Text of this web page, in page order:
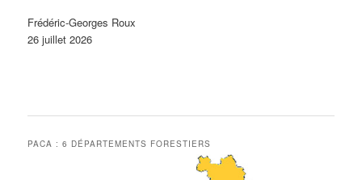
Frédéric-Georges Roux
26 juillet 2026
PACA : 6 DÉPARTEMENTS FORESTIERS